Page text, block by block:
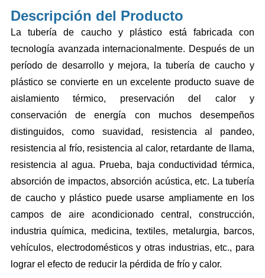
Descripción del Producto
La tubería de caucho y plástico está fabricada con
tecnología avanzada internacionalmente. Después de un
período de desarrollo y mejora, la tubería de caucho y
plástico se convierte en un excelente producto suave de
aislamiento térmico, preservación del calor y
conservación de energía con muchos desempeños
distinguidos, como suavidad, resistencia al pandeo,
resistencia al frío, resistencia al calor, retardante de llama,
resistencia al agua. Prueba, baja conductividad térmica,
absorción de impactos, absorción acústica, etc. La tubería
de caucho y plástico puede usarse ampliamente en los
campos de aire acondicionado central, construcción,
industria química, medicina, textiles, metalurgia, barcos,
vehículos, electrodomésticos y otras industrias, etc., para
lograr el efecto de reducir la pérdida de frío y calor.